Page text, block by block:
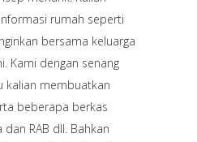
rumah seperti
bersama keluarga
Kami dengan senang
kalian membuatkan
beberapa berkas
RAB dll. Bahkan